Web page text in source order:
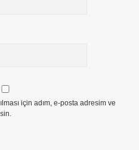
için adım, e-posta adresim ve